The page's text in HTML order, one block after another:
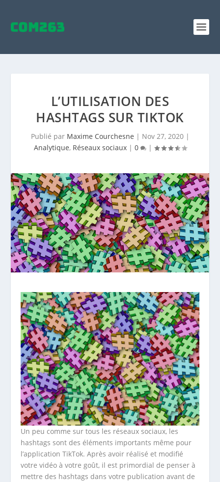
L’UTILISATION DES
HASHTAGS SUR TIKTOK
Publié par Maxime Courchesne | Nov 27, 2020|
Analytique, Réseaux sociaux| 0 |
Un peu comme sur tous les réseaux sociaux, les
hashtags sont des éléments importants même pour
l’application TikTok. Après avoir réalisé et modifié
votre vidéo à votre goût, il est primordial de penser à
mettre des hashtags dans votre publication avant de